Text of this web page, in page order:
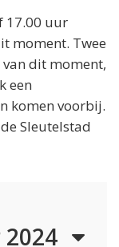
17.00 uur
moment. Twee
dit moment,
een
komen voorbij.
Sleutelstad